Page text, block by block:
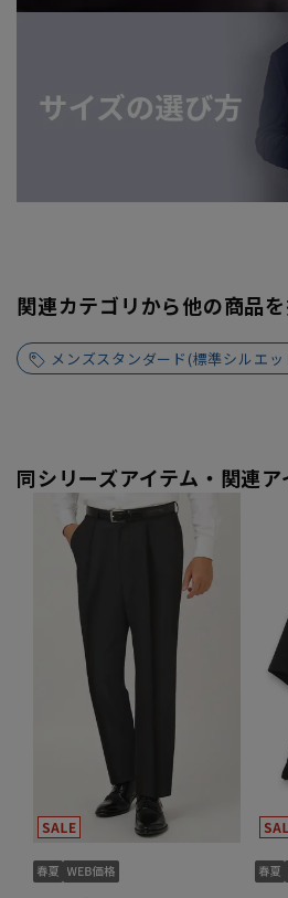
関連カテゴリから他の商品
メンズスタンダード(標準シルエッ
同シリーズアイテム・関連ア